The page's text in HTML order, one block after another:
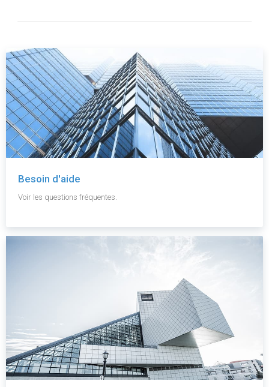
Besoin d'aide
Voir les questions fréquentes.